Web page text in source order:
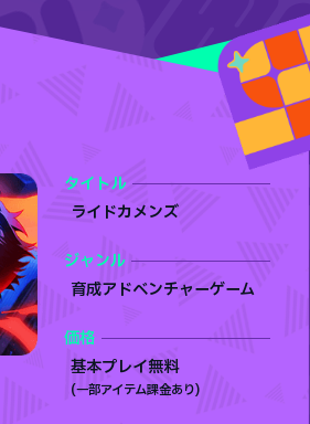
タイトル
ライドカメンズ
ジャンル
育成アドベンチャーゲーム
価格
基本プレイ無料
(⼀部アイテム課金あり)